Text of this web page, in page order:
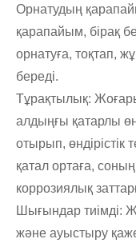
Орнатудың
қарапайым, бірақ
орнатуға, тоқтап,
береді.
Тұрақтылық:
алдыңғы қатарлы
отырып,
қатал ортаға,
коррозиялық
Шығындар тиімді:
және ауыстыру